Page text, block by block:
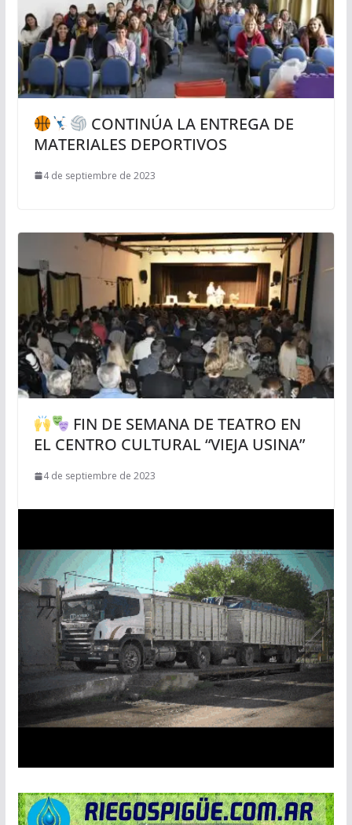
CONTINÚA LA ENTREGA DE
MATERIALES DEPORTIVOS
4 de septiembre de 2023
FIN DE SEMANA DE TEATRO EN
EL CENTRO CULTURAL “VIEJA USINA”
4 de septiembre de 2023